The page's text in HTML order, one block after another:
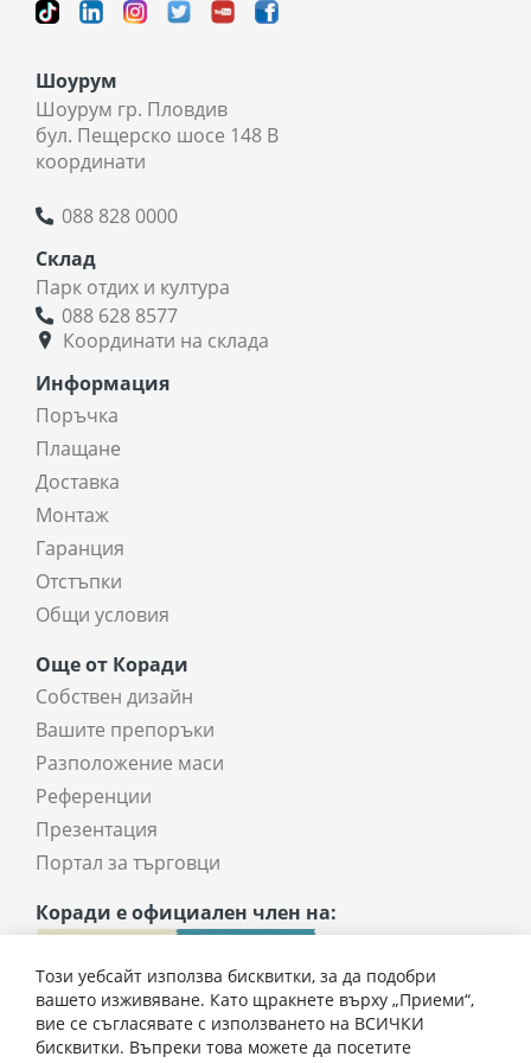
Шоурум
Шоурум гр. Пловдив
бул. Пещерско шосе 148 В
координати
088 828 0000
Склад
Парк отдих и култура
088 628 8577
Координати на склада
Информация
Поръчка
Плащане
Доставка
Монтаж
Гаранция
Отстъпки
Общи условия
Още от Коради
Собствен дизайн
Вашите препоръки
Разположение маси
Референции
Презентация
Портал за търговци
Коради е официален член на:
Този уебсайт използва бисквитки, за да подобри
вашето изживяване. Като щракнете върху „Приеми“,
вие се съгласявате с използването на ВСИЧКИ
бисквитки. Въпреки това можете да посетите